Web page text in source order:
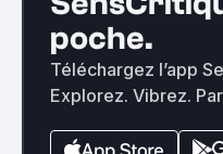
poche.
Téléchargez l’app
Explorez. Vibrez.